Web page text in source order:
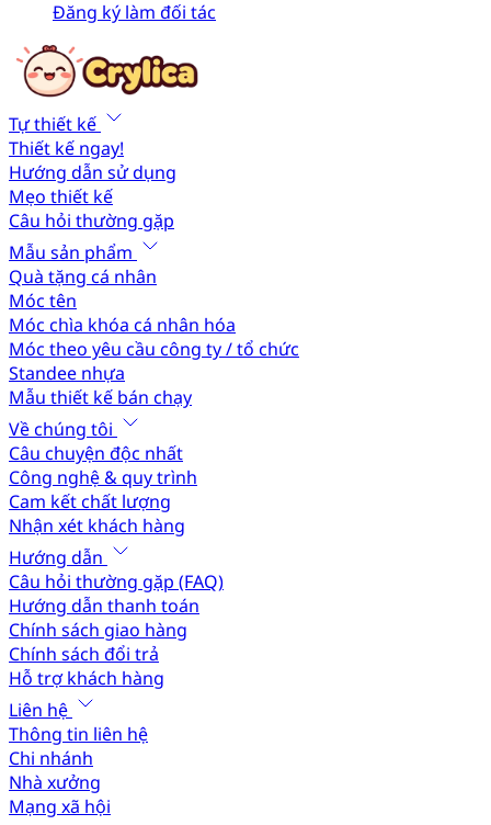
Đăng ký làm đối tác
Tự thiết kế
Thiết kế ngay!
Hướng dẫn sử dụng
Mẹo thiết kế
Câu hỏi thường gặp
Mẫu sản phẩm
Quà tặng cá nhân
Móc tên
Móc chìa khóa cá nhân hóa
Móc theo yêu cầu công ty / tổ chức
Standee nhựa
Mẫu thiết kế bán chạy
Về chúng tôi
Câu chuyện độc nhất
Công nghệ & quy trình
Cam kết chất lượng
Nhận xét khách hàng
Hướng dẫn
Câu hỏi thường gặp (FAQ)
Hướng dẫn thanh toán
Chính sách giao hàng
Chính sách đổi trả
Hỗ trợ khách hàng
Liên hệ
Thông tin liên hệ
Chi nhánh
Nhà xưởng
Mạng xã hội